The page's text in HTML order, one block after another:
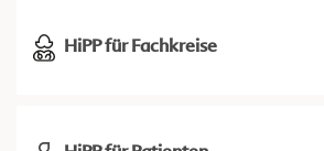
HiPP für Fachkreise